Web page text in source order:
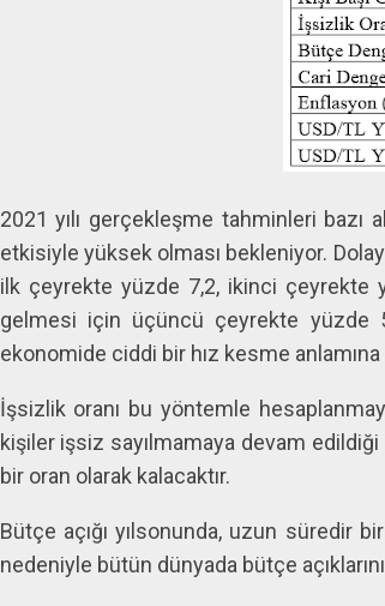
2021 yılı gerçekleşme tahminleri
etkisiyle yüksek olması bekleniyor.
ilk çeyrekte yüzde 7,2, ikinci çeyrekte
gelmesi için üçüncü çeyrekte yüzde
ekonomide ciddi bir hız kesme anlamına
İşsizlik oranı bu yöntemle
kişiler işsiz sayılmamaya devam
bir oran olarak kalacaktır.
Bütçe açığı yılsonunda, uzun süredir
nedeniyle bütün dünyada bütçe